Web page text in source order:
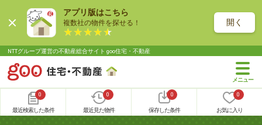
アプリ版はこちら
複数社の物件を探せる！ 開く
NTTグループ運営の不動産総合サイト goo住宅・不動産
0
最近検索した条件
0
最近見た物件
0
保存した条件
0
お気に入り